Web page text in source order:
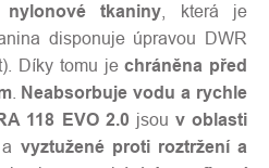
nylonové tkaniny , která je
disponuje úpravou DWR
Díky tomu jechráněna před
. Neabsorbuje vodu a rychle
118 EVO 2.0 jsou v oblasti
vyztužené proti roztržení a